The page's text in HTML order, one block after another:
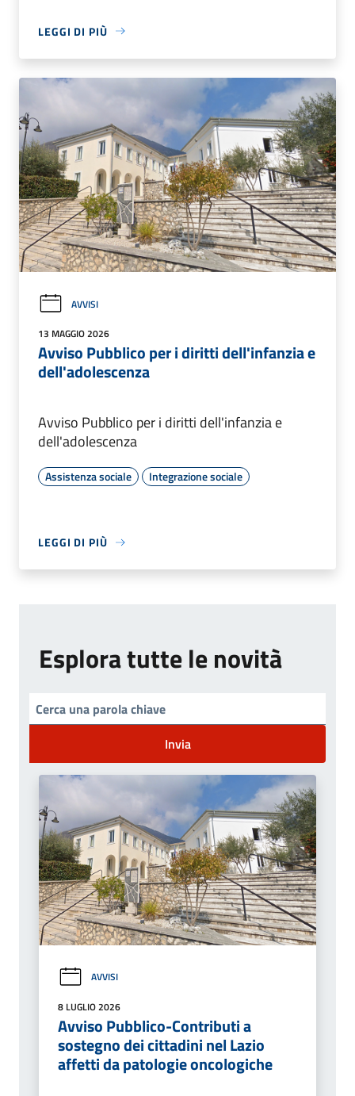
LEGGI DI PIÙ
AVVISI
13 MAGGIO 2026
Avviso Pubblico per i diritti dell'infanzia e
dell'adolescenza
Avviso Pubblico per i diritti dell'infanzia e
dell'adolescenza
Assistenza sociale Integrazione sociale
LEGGI DI PIÙ
Esplora tutte le novità
Invia
AVVISI
8 LUGLIO 2026
Avviso Pubblico-Contributi a
sostegno dei cittadini nel Lazio
affetti da patologie oncologiche